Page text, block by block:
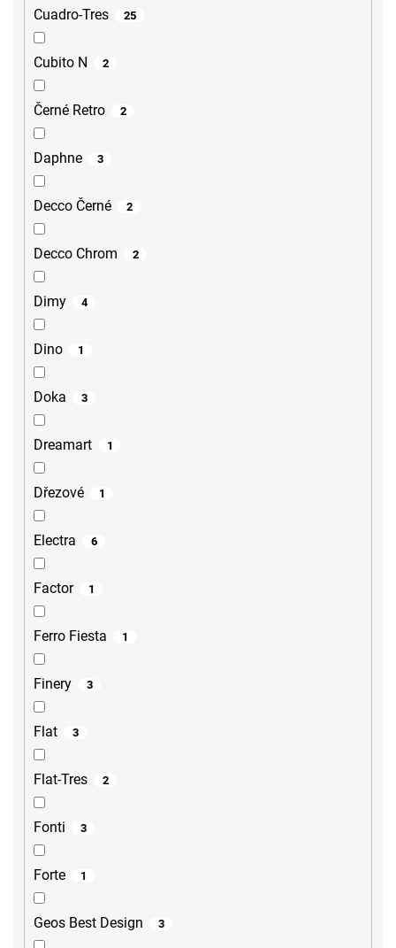
Cuadro-Tres 25
Cubito N 2
Černé Retro 2
Daphne 3
Decco Černé 2
Decco Chrom 2
Dimy 4
Dino 1
Doka 3
Dreamart 1
Dřezové 1
Electra 6
Factor 1
Ferro Fiesta 1
Finery 3
Flat 3
Flat-Tres 2
Fonti 3
Forte 1
Geos Best Design 3